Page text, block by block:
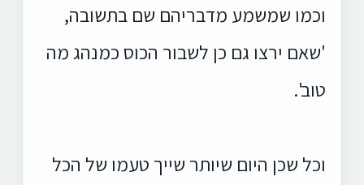
וכמו שמשמע מדבריהם שם בתשובה,
'שאם ירצו גם כן לשבור הכוס כמנהג מה
טוב'.
וכל שכן היום שיותר שייך טעמו של הכל